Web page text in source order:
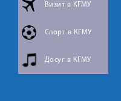
Визит в КГМУ
Спорт в КГМУ
Досуг в КГМУ